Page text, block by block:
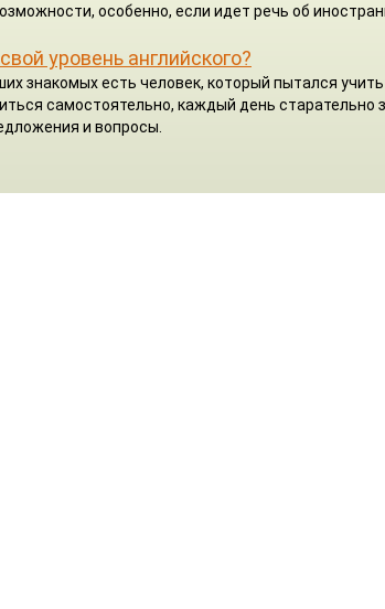
особенно, если идет речь об
уровень английского?
знакомых есть человек, который пытался
самостоятельно, каждый день
и вопросы.